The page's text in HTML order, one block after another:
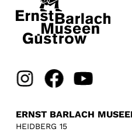
ERNST BARLACH
HEIDBERG 15